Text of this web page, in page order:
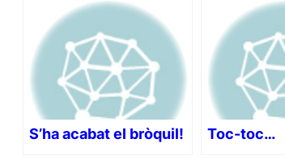
S’ha acabat el bròquil! Toc-toc…